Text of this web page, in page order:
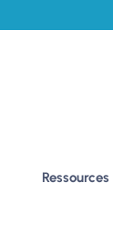
Ressources